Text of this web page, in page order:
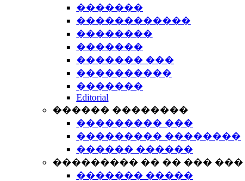
�������
������������
��������
�������
������� ���
����������
�������
Editorial
������ ��������
��������� ���
��������� ��������
������ ������
��������� �� �� ��� ���
������� �����